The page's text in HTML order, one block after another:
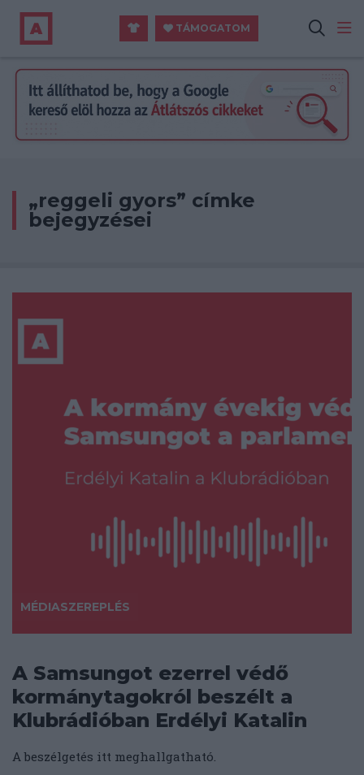
TÁMOGATOM
„reggeli gyors” címke
bejegyzései
MÉDIASZEREPLÉS
A Samsungot ezerrel védő
kormánytagokról beszélt a
Klubrádióban Erdélyi Katalin
A beszélgetés itt meghallgatható.